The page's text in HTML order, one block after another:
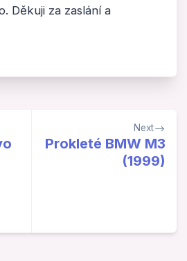
Děkuji za zaslání a
Next
Prokleté BMW M3
(1999)